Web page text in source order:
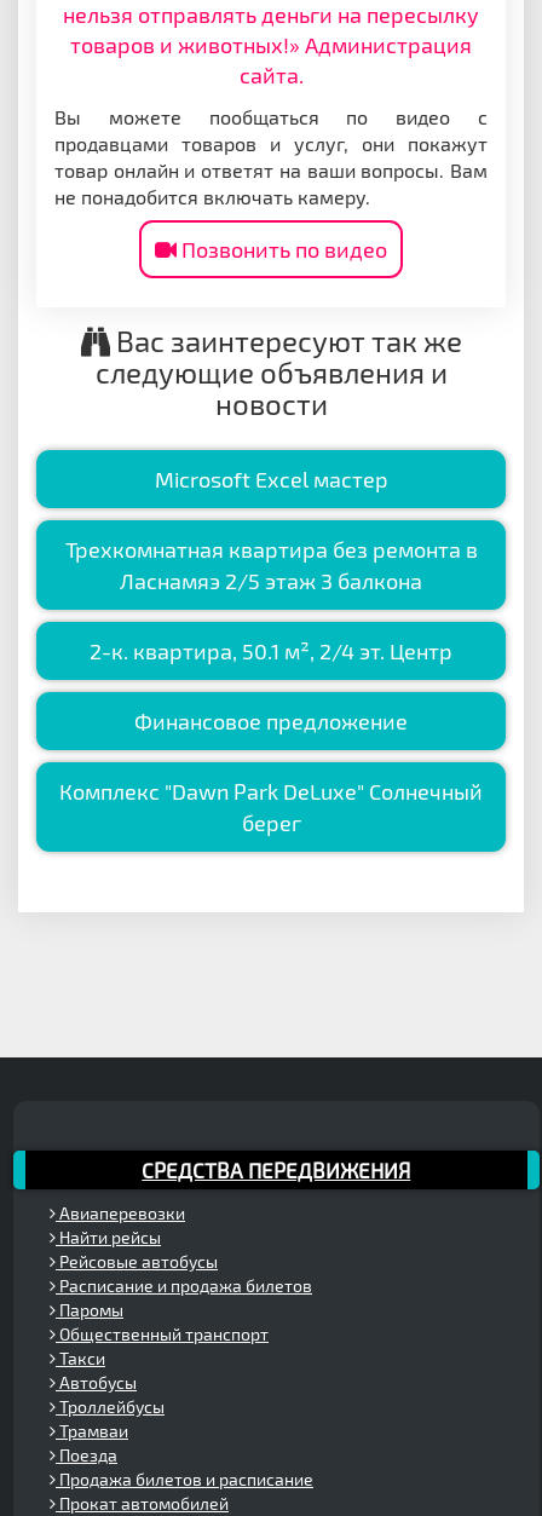
нельзя отправлять деньги на пересылку
товаров и животных!» Администрация
сайта.
Вы можете пообщаться по видео с
продавцами товаров и услуг, они покажут
товар онлайн и ответят на ваши вопросы. Вам
не понадобится включать камеру.
Позвонить по видео
Вас заинтересуют так же
следующие объявления и
новости
Microsoft Excel мастер
Трехкомнатная квартира без ремонта в
Ласнамяэ 2/5 этаж 3 балкона
2-к. квартира, 50.1 м², 2/4 эт. Центр
Финансовое предложение
Комплекс "Dawn Park DeLuxe" Солнечный
берег
СРЕДСТВА ПЕРЕДВИЖЕНИЯ
Авиаперевозки
Найти рейсы
Рейсовые автобусы
Расписание и продажа билетов
Паромы
Общественный транспорт
Такси
Автобусы
Троллейбусы
Трамваи
Поезда
Продажа билетов и расписание
Прокат автомобилей